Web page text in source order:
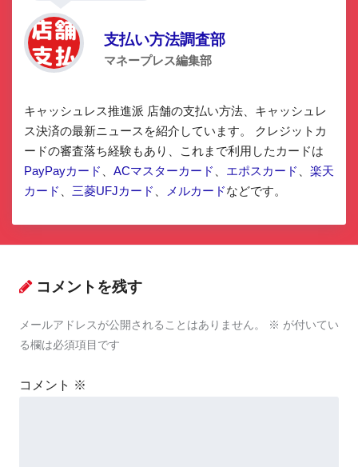
支払い方法調査部
マネープレス編集部
キャッシュレス推進派 店舗の支払い方法、キャッシュレ
ス決済の最新ニュースを紹介しています。 クレジットカ
ードの審査落ち経験もあり、これまで利用したカードは
PayPayカード
ACマスターカード エポスカード
楽天
カード
三菱UFJカード メルカードなどです。
コメントを残す
メールアドレスが公開されることはありません。 ※ が付いてい
る欄は必須項目です
コメント ※